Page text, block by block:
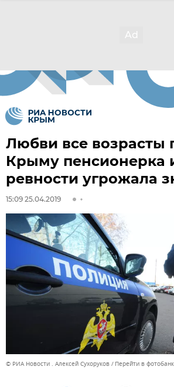
Любви все возрасты
Крыму пенсионерка
ревности угрожала
15:09 25.04.2019
© РИА Новости . Алексей Сухоруков Перейти в фотобанк